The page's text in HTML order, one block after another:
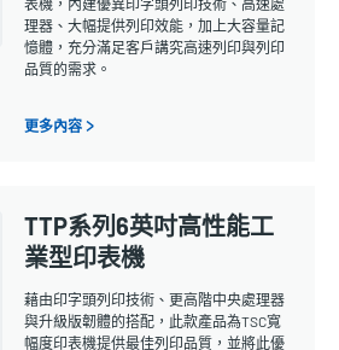
表機，內建優異印字頭列印技術、高速處
理器、大幅提供列印效能，加上大容量記
憶體，充分滿足客戶講究高速列印與列印
品質的需求。
更多內容 >
TTP系列6英吋高性能工
業型印表機
藉由印字頭列印技術、更高階中央處理器
與升級版韌體的搭配，此款產品為TSC寬
幅度印表機提供最佳列印品質，並將此優